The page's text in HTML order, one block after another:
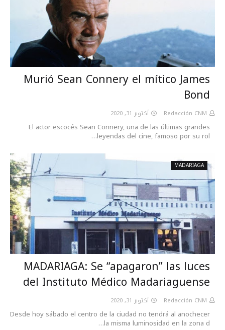
Murió Sean Connery el mítico James
Bond
Redacción CNM أكتوبر 31, 2020
El actor escocés Sean Connery, una de las últimas grandes
leyendas del cine, famoso por su rol…
MADARIAGA
MADARIAGA: Se “apagaron” las luces
del Instituto Médico Madariaguense
Redacción CNM أكتوبر 31, 2020
Desde hoy sábado el centro de la ciudad no tendrá al anochecer
la misma luminosidad en la zona d…